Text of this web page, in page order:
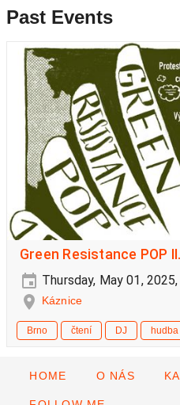
Past Events
Green Resistance POP II.
Thursday, May 01,
Káznice
Brno čtení DJ hudba
HOME O NÁS